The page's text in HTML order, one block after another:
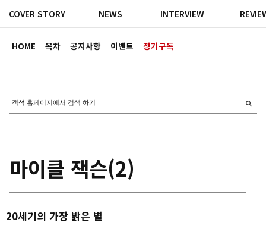
HOME 목차 공지사항 이벤트 정기구독
COVER STORY NEWS INTERVIEW
마이클 잭슨(2)
20세기의 가장 밝은 별